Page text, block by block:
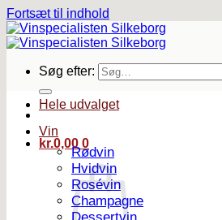
Fortsæt til indhold
Søg efter:
kr.0,00 0
Hele udvalget
Vin
Rødvin
Hvidvin
Rosévin
Champagne